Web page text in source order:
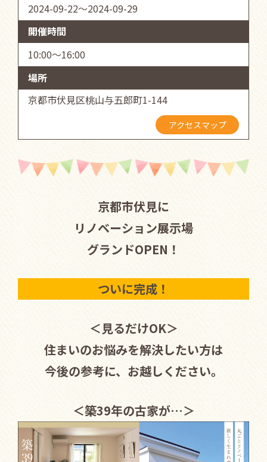
2024-09-22～2024-09-29
開催時間
10:00～16:00
場所
京都市伏見区桃山与五郎町1-144
アクセスマップ
京都市伏見に
リノベーション展示場
グランドOPEN！
ついに完成！
＜見るだけOK＞
住まいのお悩みを解決したい方は
今後の参考に、お越しください。
＜築39年の古家が…＞